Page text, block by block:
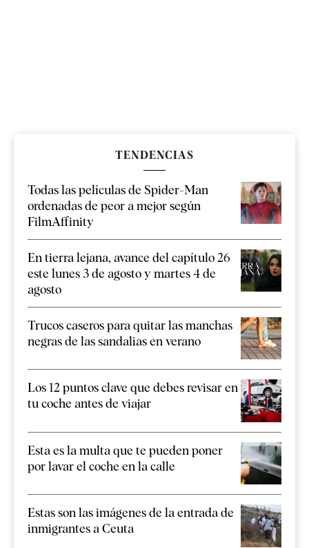
TENDENCIAS
Todas las películas de Spider-Man
ordenadas de peor a mejor según
FilmAffinity
En tierra lejana, avance del capítulo 26
este lunes 3 de agosto y martes 4 de
agosto
Trucos caseros para quitar las manchas
negras de las sandalias en verano
Los 12 puntos clave que debes revisar en
tu coche antes de viajar
Esta es la multa que te pueden poner
por lavar el coche en la calle
Estas son las imágenes de la entrada de
inmigrantes a Ceuta